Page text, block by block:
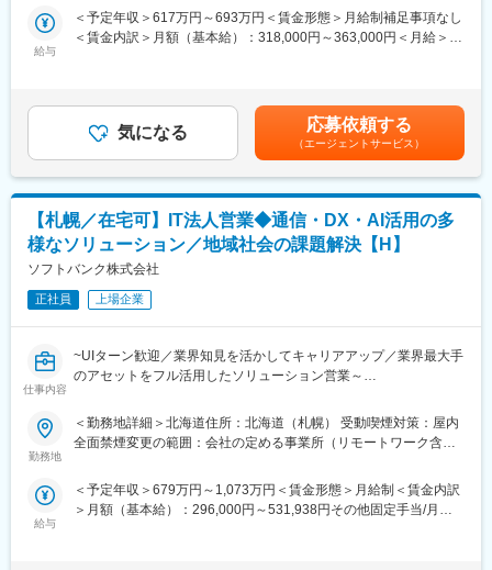
す。障害発生時は土日夜間出勤の可能性あり）
・年間休日は126日
できる環境です。
・オフィスも駅近で非常に働きやすい環境を整えております。
の増員募集です。これまでは各部署や役員が個別に対応していた
DX推進業務を集約し、本来あるべき情報システム部門の姿を構築
していただくことがミッションです。
変更の範囲：会社の定める業務
備、消防設備、給排水設備、衛生設備、躯体)の工事・保守・運
用・修繕業務を担っています。
■業務詳細：
<ネットワーク・データセンター機器・設備>
・日次・月次・年次点検、試運転業務
・定期点検で発見した故障修繕、中長期修繕計画での交換工事
・工事における予算、工程、手順、安全計画の立案、現場管理
・データ分析、効率化、コスト削減提案
・北海道エリア内に数ヶ所あるネットワークセンター及びデータ
センターで、ファシリティ設備(自家発設備、受変電設備、空調設
・各ジャンルのエキスパートで1チームとなって各工事、保守、運
用、修繕に当たります。情報ネットワーク社会は今後、新たな進
皆さんで礎を担うネットワークを維持・構築していきましょう
★完全週休二日制（土日祝）
★財形貯蓄、慶弔見舞金、確定拠出年金制度、育児支援制度、福
定める事業所
給与
＜予定年収＞617万円～693万円＜賃金形態＞月給制補足事項なし
＜賃金内訳＞月額（基本給）：318,000円～363,000円＜月給＞
勤務手当、休日勤務手当など）あり※想定理論年収は過去実績をベ
ースにした概算です賃金はあくまでも目安の金額であり、選考を
通じて上下する可能性があります。月給(月額)は固定手当を含めた
表記です。
気になる 応募依頼する
（エージェントサービス）
【札幌／在宅可】IT法人営業◆通信・DX・AI活用の多
様なソリューション／地域社会の課題解決【H】
ソフトバンク株式会社
正社員 上場企業
仕事内容
~UIターン歓迎／業界知見を活かしてキャリアアップ／業界最大手
のアセットをフル活用したソリューション営業～
ど幅広いソリューション
●残業20～30H程度／土日祝休み・フレックス・リモート有／研修
や新規事業企画提案などキャリアアップの機会も多数
ソリューション営業として、北海道エリアの大手・中堅法人に対
して通信インフラ等の当社のサービスやソリューションを提案
勤務地
＜勤務地詳細＞北海道住所：北海道（札幌） 受動喫煙対策：屋内
全面禁煙変更の範囲：会社の定める事業所（リモートワーク含
給与
＜予定年収＞679万円～1,073万円＜賃金形態＞月給制＜賃金内訳
＞月額（基本給）：296,000円～531,938円その他固定手当/月：